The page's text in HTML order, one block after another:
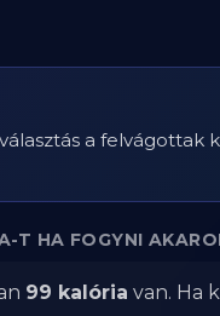
a felvágottak
T HA FOGYNI
99 kalória van. Ha